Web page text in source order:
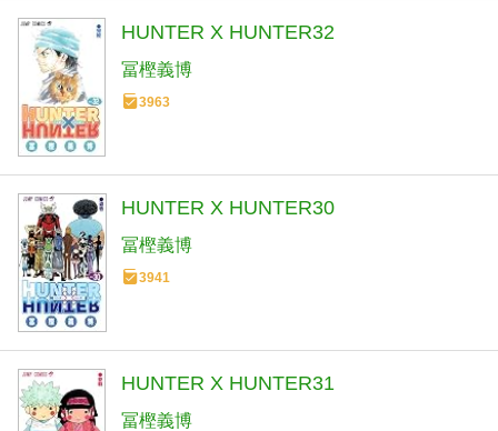
HUNTER X HUNTER32
冨樫義博
3963
HUNTER X HUNTER30
冨樫義博
3941
HUNTER X HUNTER31
冨樫義博